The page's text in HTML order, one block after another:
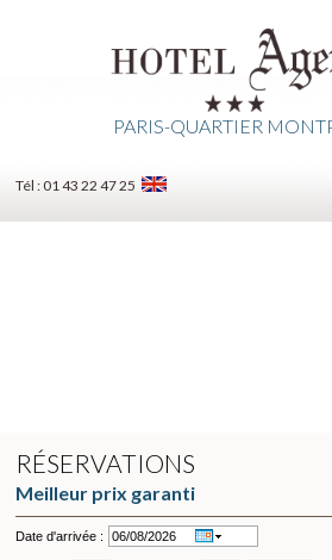
PARIS-QUARTIER
Tél : 01 43 22 47 25
RÉSERVATIONS
Meilleur prix garanti
Date d'arrivée :